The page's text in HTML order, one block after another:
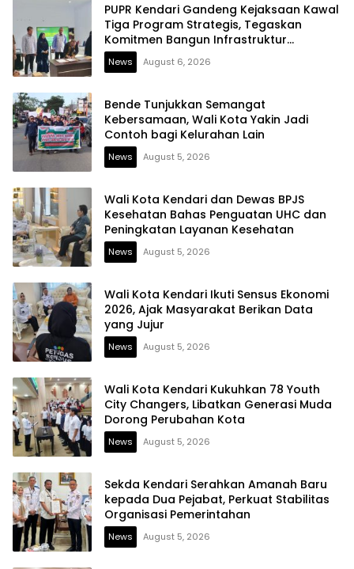
PUPR Kendari Gandeng Kejaksaan Kawal
Tiga Program Strategis, Tegaskan
Komitmen Bangun Infrastruktur
Berintegritas
News August 6, 2026
Bende Tunjukkan Semangat
Kebersamaan, Wali Kota Yakin Jadi
Contoh bagi Kelurahan Lain
News August 5, 2026
Wali Kota Kendari dan Dewas BPJS
Kesehatan Bahas Penguatan UHC dan
Peningkatan Layanan Kesehatan
News August 5, 2026
Wali Kota Kendari Ikuti Sensus Ekonomi
2026, Ajak Masyarakat Berikan Data
yang Jujur
News August 5, 2026
Wali Kota Kendari Kukuhkan 78 Youth
City Changers, Libatkan Generasi Muda
Dorong Perubahan Kota
News August 5, 2026
Sekda Kendari Serahkan Amanah Baru
kepada Dua Pejabat, Perkuat Stabilitas
Organisasi Pemerintahan
News August 5, 2026